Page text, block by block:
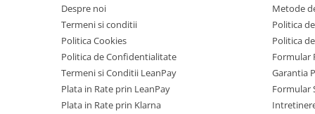
Produse Hotwav
Telefoane Mobile Hotwav
Produse Unihertz
Telefoane Mobile Unihertz
Tablete Unihertz
compromit deloc puterea si functionalitatea. Este
confortabil in orice buzunar, dar suficient de puternic
Caracteristici Premium
Fire 3 Ultra vine echipat cu cele mai noi tehnologii:
memorie extinsa, baterie de mare capacitate, certificari
20MP. Totul intr-un corp ultra-compact care se
Despre noi
Termeni si conditii
Politica Cookies
Politica de Confidentialitate
Termeni si Conditii LeanPay
Plata in Rate prin LeanPay
Plata in Rate prin Klarna
Metode
Politica
Politica
Formular
Garantia
Formular